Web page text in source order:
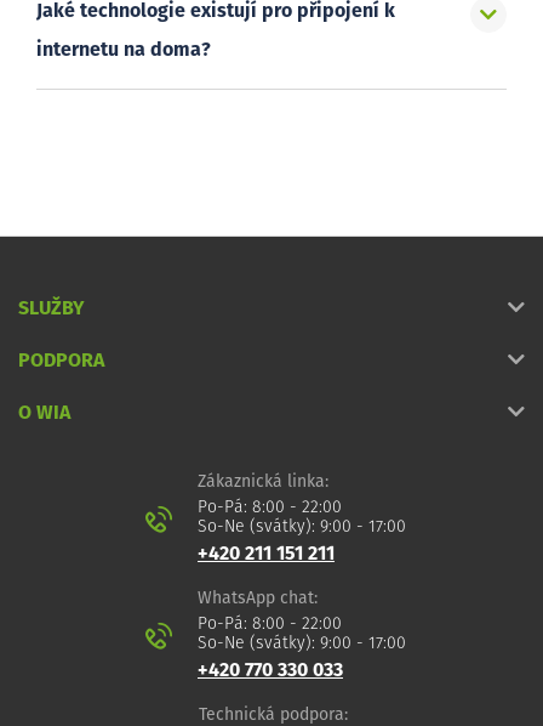
Jaké technologie existují pro připojení k
internetu na doma?
SLUŽBY
PODPORA
O WIA
Zákaznická linka:
Po-Pá: 8:00 - 22:00
So-Ne (svátky): 9:00 - 17:00
+420 211 151 211
WhatsApp chat:
Po-Pá: 8:00 - 22:00
So-Ne (svátky): 9:00 - 17:00
+420 770 330 033
Technická podpora: